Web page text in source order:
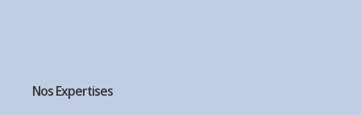
Nos Expertises